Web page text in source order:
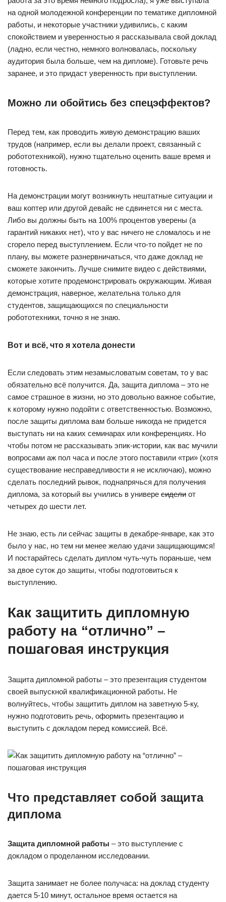
на одной молодежной конференции по тематике дипломной
работы, и некоторые участники удивились, с каким
спокойствием и уверенностью я рассказывала свой доклад
(ладно, если честно, немного волновалась, поскольку
аудитория была больше, чем на дипломе). Готовьте речь
заранее, и это придаст уверенность при выступлении.
Можно ли обойтись без спецэффектов?
Перед тем, как проводить живую демонстрацию ваших
трудов (например, если вы делали проект, связанный с
робототехникой), нужно тщательно оценить ваше время и
готовность.
На демонстрации могут возникнуть нештатные ситуации и
ваш коптер или другой девайс не сдвинется ни с места.
Либо вы должны быть на 100% процентов уверены (а
гарантий никаких нет), что у вас ничего не сломалось и не
сгорело перед выступлением. Если что-то пойдет не по
плану, вы можете разнервничаться, что даже доклад не
сможете закончить. Лучше снимите видео с действиями,
которые хотите продемонстрировать окружающим. Живая
демонстрация, наверное, желательна только для
студентов, защищающихся по специальности
робототехники, точно я не знаю.
Вот и всё, что я хотела донести
Если следовать этим незамысловатым советам, то у вас
обязательно всё получится. Да, защита диплома – это не
самое страшное в жизни, но это довольно важное событие,
к которому нужно подойти с ответственностью. Возможно,
после защиты диплома вам больше никогда не придется
выступать ни на каких семинарах или конференциях. Но
чтобы потом не рассказывать эпик-истории, как вас мучили
вопросами аж пол часа и после этого поставили «три» (хотя
существование несправедливости я не исключаю), можно
сделать последний рывок, поднапрячься для получения
диплома, за который вы учились в универе сидели от
четырех до шести лет.
Не знаю, есть ли сейчас защиты в декабре-январе, как это
было у нас, но тем ни менее желаю удачи защищающимся!
И постарайтесь сделать диплом чуть-чуть пораньше, чем
за двое суток до защиты, чтобы подготовиться к
выступлению.
Как защитить дипломную
работу на “отлично” –
пошаговая инструкция
Защита дипломной работы – это презентация студентом
своей выпускной квалификационной работы. Не
волнуйтесь, чтобы защитить диплом на заветную 5-ку,
нужно подготовить речь, оформить презентацию и
выступить с докладом перед комиссией. Всё.
Что представляет собой защита
диплома
Защита дипломной работы – это выступление с
докладом о проделанном исследовании.
Защита занимает не более получаса: на доклад студенту
дается 5-10 минут, остальное время остается на